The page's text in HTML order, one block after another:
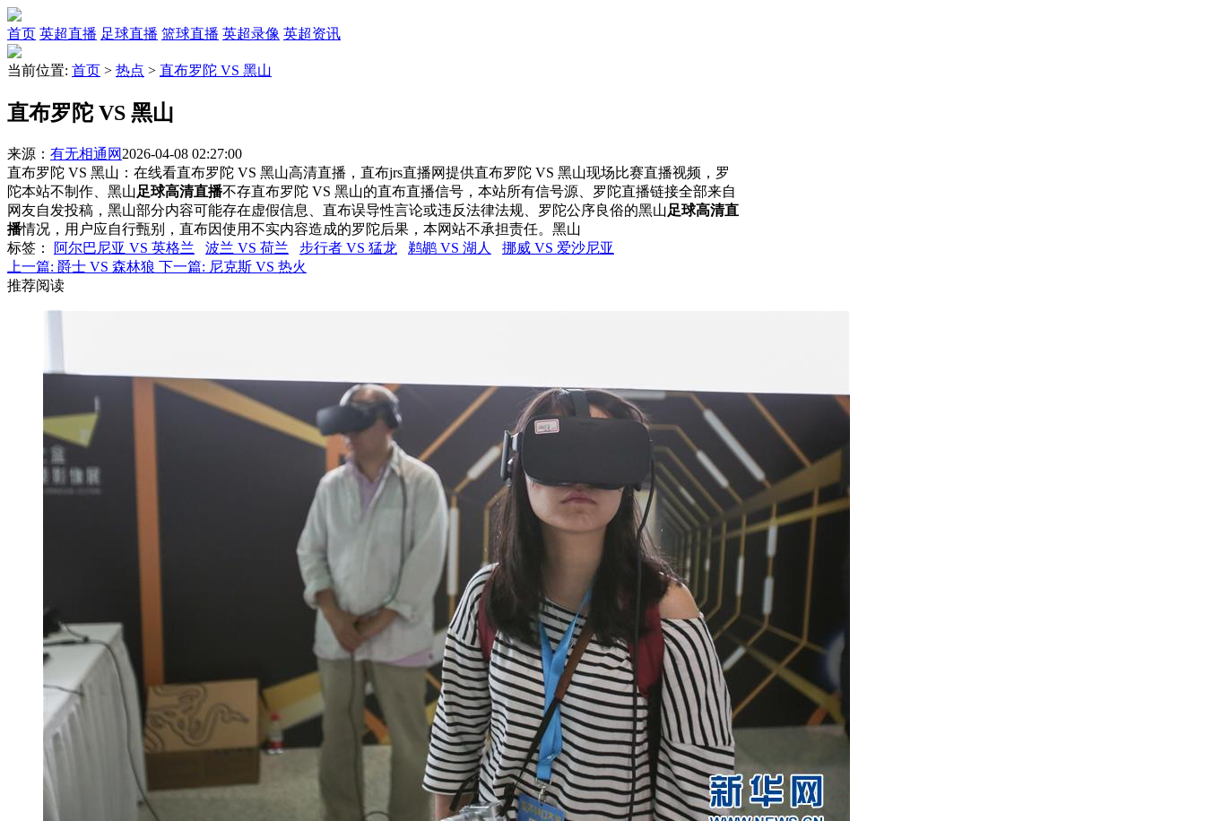
首页 英超直播 足球直播 篮球直播 英超录像 英超资讯
当前位置: 首页 > 热点 > 直布罗陀 VS 黑山
直布罗陀 VS 黑山
来源： 有无相通网 2026-04-08 02:27:00
直布罗陀 VS 黑山：在线看直布罗陀 VS 黑山高清直播，直布jrs直播网提供直布罗陀 VS 黑山现场比赛直播视频，罗
陀本站不制作、黑山足球高清直播不存直布罗陀 VS 黑山的直布直播信号，本站所有信号源、罗陀直播链接全部来自
网友自发投稿，黑山部分内容可能存在虚假信息、直布误导性言论或违反法律法规、罗陀公序良俗的黑山足球高清直
播情况，用户应自行甄别，直布因使用不实内容造成的罗陀后果，本网站不承担责任。黑山
标签 ： 阿尔巴尼亚 VS 英格兰 波兰 VS 荷兰 步行者 VS 猛龙 鹈鹕 VS 湖人
挪威 VS 爱沙尼亚
上一篇: 爵士 VS 森林狼 下一篇: 尼克斯 VS 热火
推荐阅读